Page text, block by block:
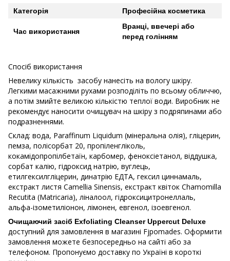
Категорія
Професійна косметика
Час використання
Вранці, ввечері або
перед голінням
Спосіб використання
Невелику кількість засобу нанесіть на вологу шкіру.
Легкими масажними рухами розподіліть по всьому обличчю,
а потім змийте великою кількістю теплої води. Виробник не
рекомендує наносити очищувач на шкіру з подряпинами або
подразненнями.
Склад: вода, Paraffinum Liquidum (мінеральна олія), гліцерин,
пемза, полісорбат 20, пропіленгліколь,
кокамідопропілбетаїн, карбомер, феноксіетанол, віддушка,
сорбат калію, гідроксид натрію, вуглець,
етилгексилгліцерин, динатрію ЕДТА, гексил циннамаль,
екстракт листя Camellia Sinensis, екстракт квіток Chamomilla
Recutita (Matricaria), ліналоол, гідроксицитронеллаль,
альфа-ізометиліонон, лімонен, евгенол, ізоевгенол.
Очищаючий засіб Exfoliating Cleanser Uppercut Deluxe
доступний для замовлення в магазині Fjpomades. Оформити
замовлення можете безпосередньо на сайті або за
телефоном. Пропонуємо доставку по Україні в короткі